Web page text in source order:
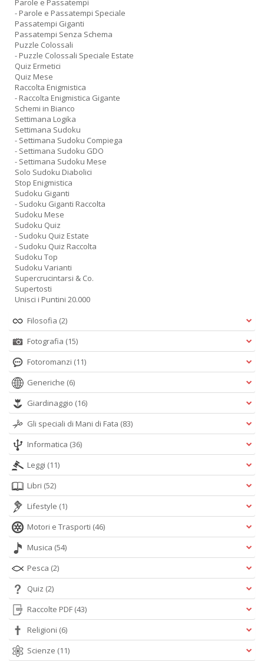
Parole e Passatempi
- Parole e Passatempi Speciale
Passatempi Giganti
Passatempi Senza Schema
Puzzle Colossali
- Puzzle Colossali Speciale Estate
Quiz Ermetici
Quiz Mese
Raccolta Enigmistica
- Raccolta Enigmistica Gigante
Schemi in Bianco
Settimana Logika
Settimana Sudoku
- Settimana Sudoku Compiega
- Settimana Sudoku GDO
- Settimana Sudoku Mese
Solo Sudoku Diabolici
Stop Enigmistica
Sudoku Giganti
- Sudoku Giganti Raccolta
Sudoku Mese
Sudoku Quiz
- Sudoku Quiz Estate
- Sudoku Quiz Raccolta
Sudoku Top
Sudoku Varianti
Supercrucintarsi & Co.
Supertosti
Unisci i Puntini 20.000
Filosofia (2)
Fotografia (15)
Fotoromanzi (11)
Generiche (6)
Giardinaggio (16)
Gli speciali di Mani di Fata (83)
Informatica (36)
Leggi (11)
Libri (52)
Lifestyle (1)
Motori e Trasporti (46)
Musica (54)
Pesca (2)
Quiz (2)
Raccolte PDF (43)
Religioni (6)
Scienze (11)